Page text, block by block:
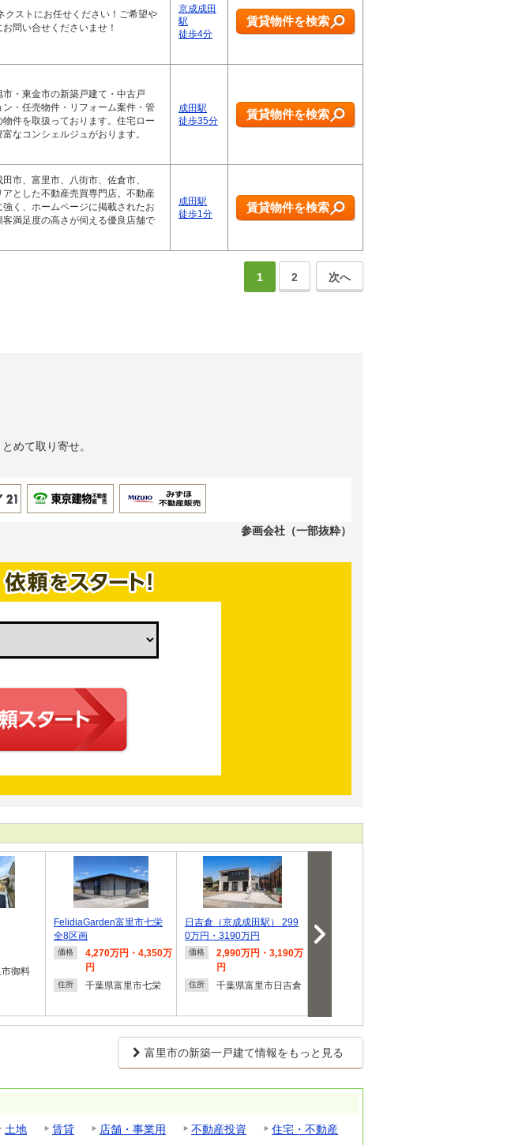
クストにお任せください！ご希望や
問い合せくださいませ！
京成成田
駅
徒歩4分
賃貸物件を検索
・東金市の新築戸建て・中古戸
・任売物件・リフォーム案件・管
件を取扱っております。住宅ロー
なコンシェルジュがおります。
成田駅
徒歩35分
賃貸物件を検索
市、富里市、八街市、佐倉市、
とした不動産売買専門店。不動産
く、ホームページに掲載されたお
満足度の高さが伺える優良店舗で
成田駅
徒歩1分
賃貸物件を検索
1 2 次へ
めて取り寄せ。
参画会社（一部抜粋）
御料
FelidiaGarden富里市七栄
全8区画
価格
4,270万円・4,350万
円
住所 千葉県富里市七栄
日吉倉（京成成田駅） 299
0万円・3190万円
価格
2,990万円・3,190万
円
住所 千葉県富里市日吉倉
富里市の新築一戸建て情報をもっと見る
土地 賃貸 店舗・事業用 不動産投資
住宅・不動産